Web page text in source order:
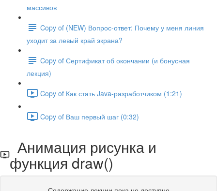
массивов
Copy of (NEW) Вопрос-ответ: Почему у меня линия
уходит за левый край экрана?
Copy of Сертификат об окончании (и бонусная
лекция)
Copy of Как стать Java-разработчиком (1:21)
Copy of Ваш первый шаг (0:32)
Анимация рисунка и
функция draw()